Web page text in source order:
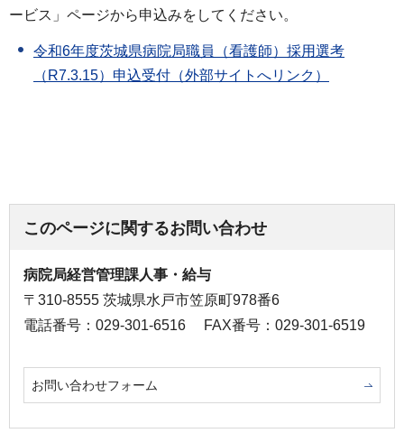
ービス」ページから申込みをしてください。
令和6年度茨城県病院局職員（看護師）採用選考
（R7.3.15）申込受付（外部サイトへリンク）
このページに関するお問い合わせ
病院局経営管理課人事・給与
〒310-8555 茨城県水戸市笠原町978番6
電話番号：029-301-6516
FAX番号：029-301-6519
お問い合わせフォーム